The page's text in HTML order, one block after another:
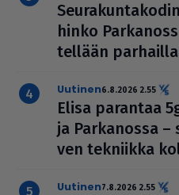
hinko
tel­lään
uutinen6.8.2026 2.55
Elisa parantaa
ja Par­ka­nossa
ven tekniikka
uutinen7.8.2026 2.55